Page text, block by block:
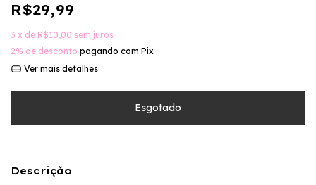
R$29,99
3 x de R$10,00 sem juros
2% de desconto pagando com Pix
Ver mais detalhes
Descrição